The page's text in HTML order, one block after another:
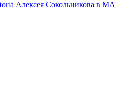
Алексея Сокольникова в